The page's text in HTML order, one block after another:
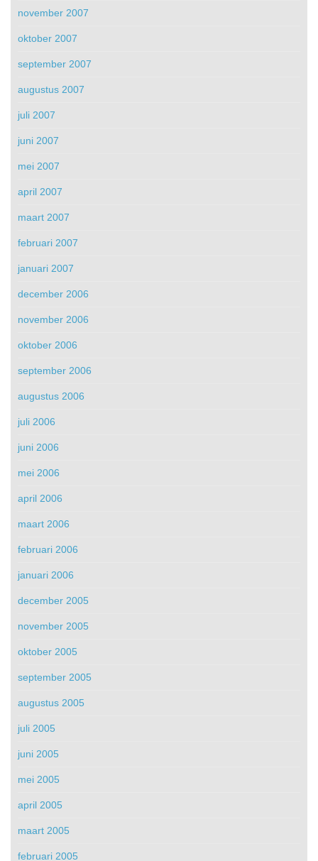
november 2007
oktober 2007
september 2007
augustus 2007
juli 2007
juni 2007
mei 2007
april 2007
maart 2007
februari 2007
januari 2007
december 2006
november 2006
oktober 2006
september 2006
augustus 2006
juli 2006
juni 2006
mei 2006
april 2006
maart 2006
februari 2006
januari 2006
december 2005
november 2005
oktober 2005
september 2005
augustus 2005
juli 2005
juni 2005
mei 2005
april 2005
maart 2005
februari 2005